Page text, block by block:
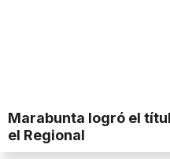
Marabunta logró el
el Regional